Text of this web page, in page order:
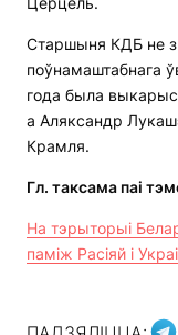
Старшыня КДБ не
поўнамаштабнага
года была
а Аляксандр
Крамля.
Гл. таксама паі
На тэрыторыі
паміж Расіяй і